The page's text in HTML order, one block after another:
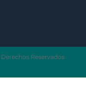
Reservados